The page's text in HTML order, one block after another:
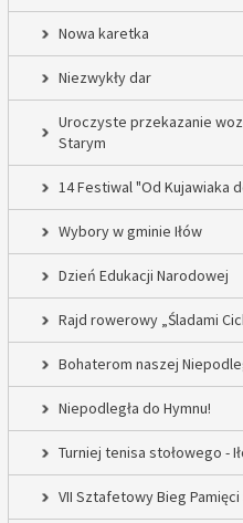
Nowa karetka
Niezwykły dar
Uroczyste przekazanie
Starym
14 Festiwal "Od Kujawiaka
Wybory w gminie Iłów
Dzień Edukacji Narodowej
Rajd rowerowy „Śladami
Bohaterom naszej
Niepodległa do Hymnu!
Turniej tenisa stołowego -
VII Sztafetowy Bieg